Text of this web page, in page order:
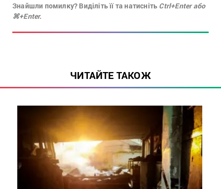
Знайшли помилку? Виділіть її та натисніть Ctrl+Enter або
⌘+Enter.
ЧИТАЙТЕ ТАКОЖ